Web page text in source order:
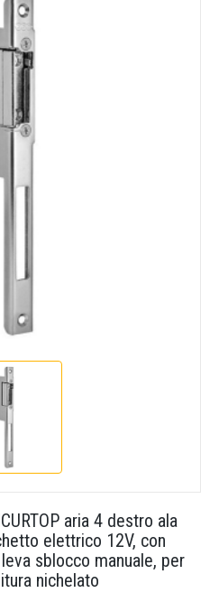
aria 4 destro ala
elettrico 12V, con
sblocco manuale, per
nichelato